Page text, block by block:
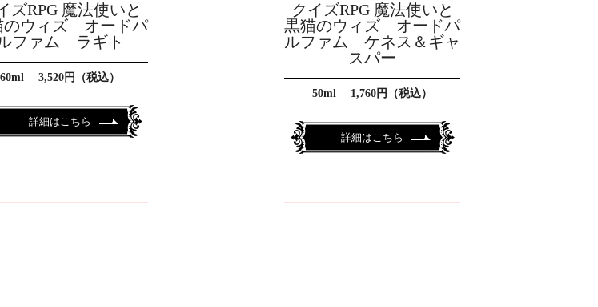
ズRPG 魔法使いと
のウィズ オードパ
ファム ラギト
60ml 3,520円（税込）
詳細はこちら
クイズRPG 魔法使いと
黒猫のウィズ オードパ
ルファム ケネス＆ギャ
スパー
50ml 1,760円（税込）
詳細はこちら